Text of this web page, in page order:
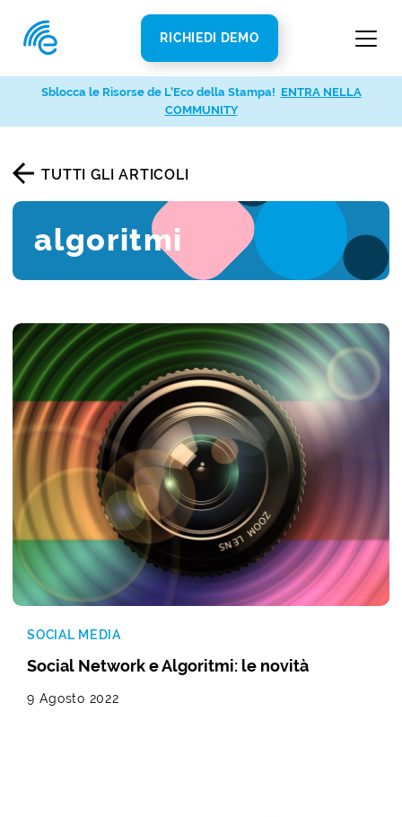
RICHIEDI DEMO
TUTTI GLI ARTICOLI
algoritmi
SOCIAL MEDIA
Social Network e Algoritmi: le novità
9 Agosto 2022
Sblocca le Risorse de L’Eco della Stampa! ENTRA NELLA
COMMUNITY